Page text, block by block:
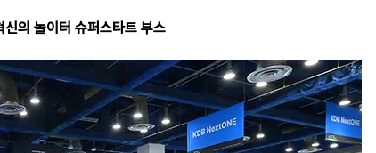
의 놀이터 슈퍼스타트 부스